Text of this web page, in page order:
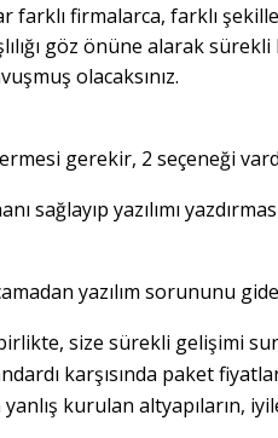
firmalarca, farklı
göz önüne alarak sürekli
olacaksınız.
gerekir, 2 seçeneği
sağlayıp yazılımı
yazılım sorununu
size sürekli gelişimi
karşısında paket
kurulan altyapıların,